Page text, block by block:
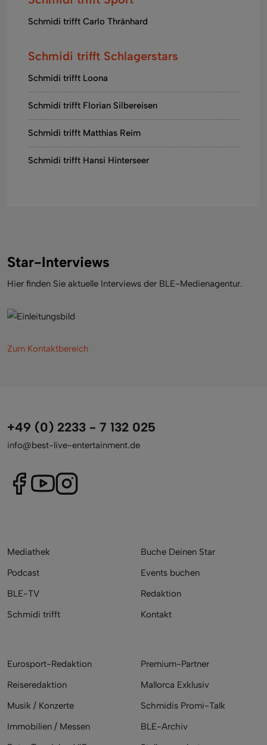
Schmidi trifft Carlo Thränhard
Schmidi trifft Schlagerstars
Schmidi trifft Loona
Schmidi trifft Florian Silbereisen
Schmidi trifft Matthias Reim
Schmidi trifft Hansi Hinterseer
Star-Interviews
Hier finden Sie aktuelle Interviews der BLE-Medienagentur.
Zum Kontaktbereich
+49 (0) 2233 - 7 132 025
info@best-live-entertainment.de
Mediathek
Podcast
BLE-TV
Schmidi trifft
Eurosport-Redaktion
Reiseredaktion
Musik / Konzerte
Immobilien / Messen
Buche Deinen Star
Events buchen
Redaktion
Kontakt
Premium-Partner
Mallorca Exklusiv
Schmidis Promi-Talk
BLE-Archiv